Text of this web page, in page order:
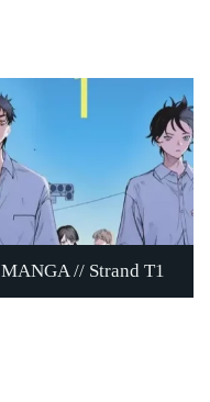
MANGA // Strand T1